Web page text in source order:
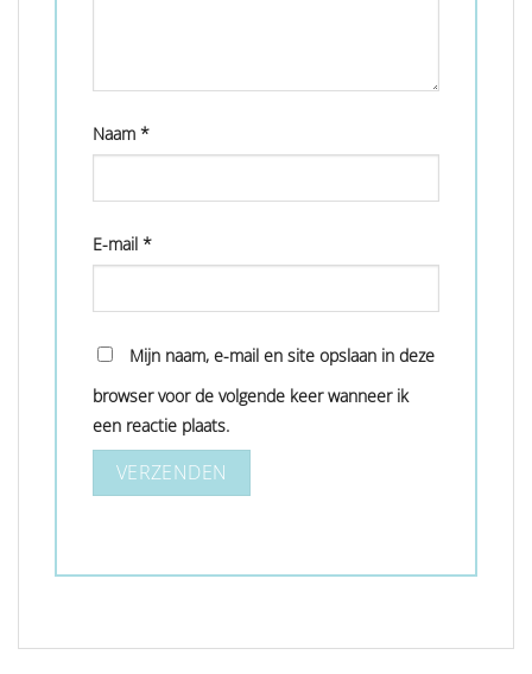
Naam *
E-mail *
Mijn naam, e-mail en site opslaan in deze
browser voor de volgende keer wanneer ik
een reactie plaats.